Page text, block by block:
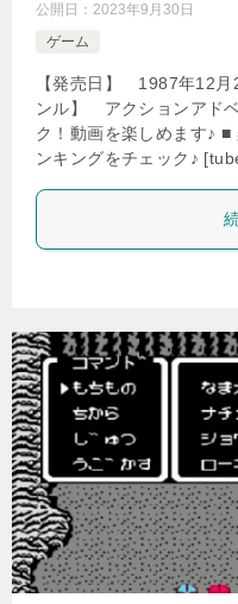
公開日： 2023年9月30日
ゲーム
【発売日】 1987年12
ンル】 アクションアド
ク！動画を楽しめます♪ ■
ンキングをチェック♪